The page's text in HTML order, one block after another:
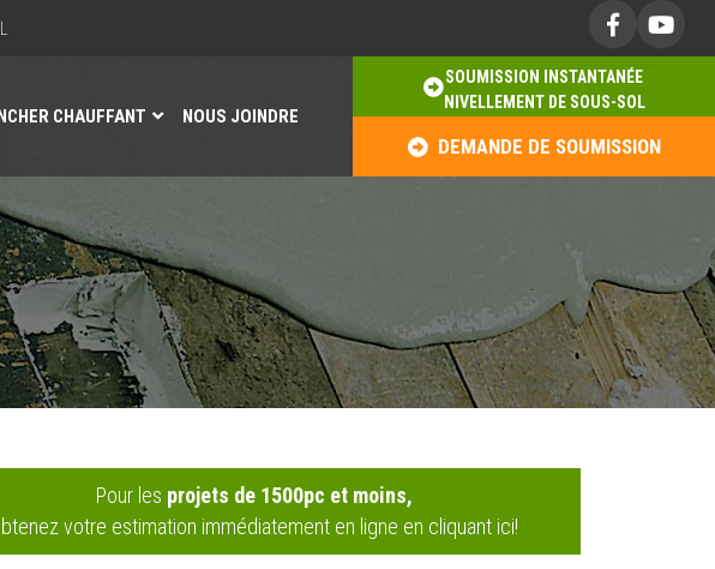
SOUMISSION INSTANTANÉE
NIVELLEMENT DE SOUS-SOL
DEMANDE DE SOUMISSION
CHAUFFANT NOUS JOINDRE
Pour les projets de 1500pc et moins,
votre estimation immédiatement en ligne en cliquant ici!